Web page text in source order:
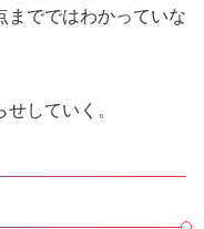
までではわかっていな
していく。